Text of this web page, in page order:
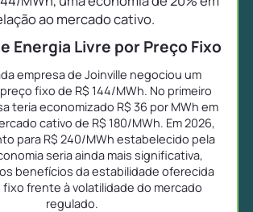
ao mercado cativo.
Energia Livre por Preço Fixo
empresa de Joinville negociou um
fixo de R$ 144/MWh. No primeiro
teria economizado R$ 36 por MWh em
cativo de R$ 180/MWh. Em 2026,
para R$ 240/MWh estabelecido pela
seria ainda mais significativa,
benefícios da estabilidade oferecida
frente à volatilidade do mercado
regulado.